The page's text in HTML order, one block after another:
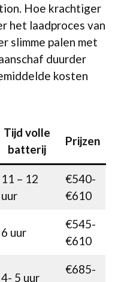
Hoe krachtiger
het laadproces van
slimme palen met
duurder
kosten
Tijd volle
batterij
Prijzen
11 – 12
uur
€540-
€610
6 uur
€545-
€610
4- 5 uur
€685-